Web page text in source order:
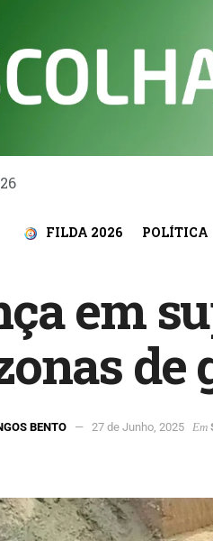
FILDA 2026 POLÍTICA
em
de
BENTO 27 de Junho, 2025 Em